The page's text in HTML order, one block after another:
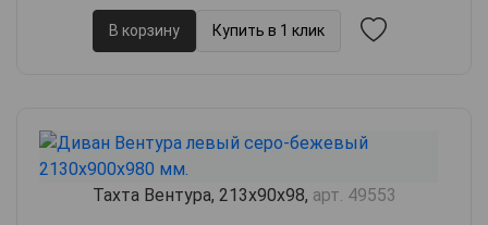
В корзину Купить в 1 клик
Тахта Вентура, 213х90х98, арт. 49553